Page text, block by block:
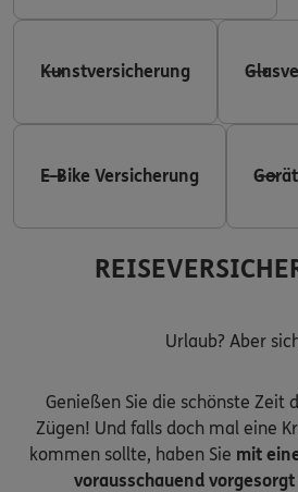
Kunstversicherung
E-Bike Versicherung
Urlaub? Aber
Genießen Sie die schönste Zeit
Zügen! Und falls doch mal eine
kommen sollte, haben Sie mit
vorausschauend vorgesorgt